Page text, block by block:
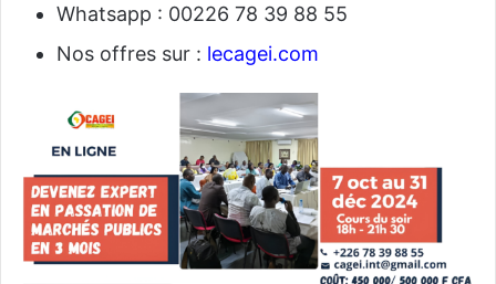
Whatsapp : 00226 78 39 88 55
Nos offres sur : lecagei.com